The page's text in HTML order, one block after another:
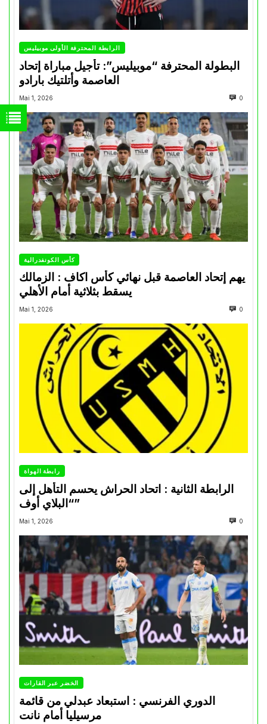
الرابطة المحترفة الأولى موبيليس
البطولة المحترفة “موبيليس”: تأجيل مباراة إتحاد
العاصمة وأتلتيك بارادو
Mai 1, 2026 0
كأس الكونفدرالية
يهم إتحاد العاصمة قبل نهائي كأس اكاف : الزمالك
Mai 1, 2026 0
رابطة الهواة
الرابطة الثانية : اتحاد الحراش يحسم التأهل إلى
“البلاي أوف”
Mai 1, 2026 0
الخضر عبر القارات
الدوري الفرنسي : استبعاد عبدلي من قائمة
مرسيليا أمام نانت